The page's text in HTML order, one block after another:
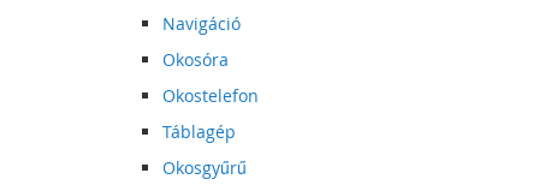
Navigáció
Okosóra
Okostelefon
Táblagép
Okosgyűrű